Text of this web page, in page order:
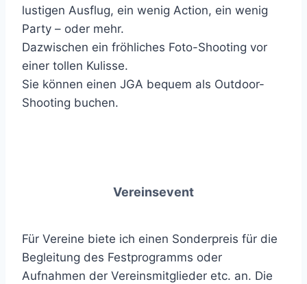
lustigen Ausflug, ein wenig Action, ein wenig
Party – oder mehr.
Dazwischen ein fröhliches Foto-Shooting vor
einer tollen Kulisse.
Sie können einen JGA bequem als Outdoor-
Shooting buchen.
Vereinsevent
Für Vereine biete ich einen Sonderpreis für die
Begleitung des Festprogramms oder
Aufnahmen der Vereinsmitglieder etc. an. Die